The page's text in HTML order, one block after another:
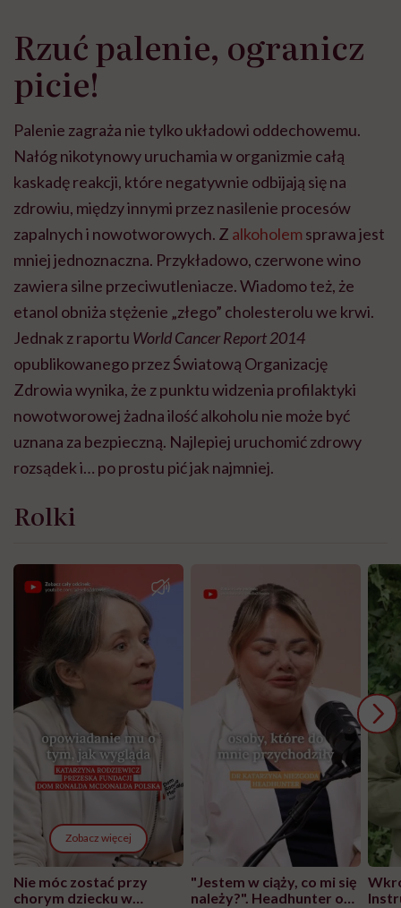
Rzuć palenie, ogranicz
picie!
Palenie zagraża nie tylko układowi oddechowemu.
Nałóg nikotynowy uruchamia w organizmie całą
kaskadę reakcji, które negatywnie odbijają się na
zdrowiu, między innymi przez nasilenie procesów
zapalnych i nowotworowych. Z alkoholem sprawa jest
mniej jednoznaczna. Przykładowo, czerwone wino
zawiera silne przeciwutleniacze. Wiadomo też, że
etanol obniża stężenie „złego” cholesterolu we krwi.
Jednak z raportu World Cancer Report 2014
opublikowanego przez Światową Organizację
Zdrowia wynika, że z punktu widzenia profilaktyki
nowotworowej żadna ilość alkoholu nie może być
uznana za bezpieczną. Najlepiej uruchomić zdrowy
rozsądek i… po prostu pić jak najmniej.
Rolki
Zobacz więcej
Nie móc zostać przy
chorym dziecku w
"Jestem w ciąży, co mi się
należy?". Headhunter o